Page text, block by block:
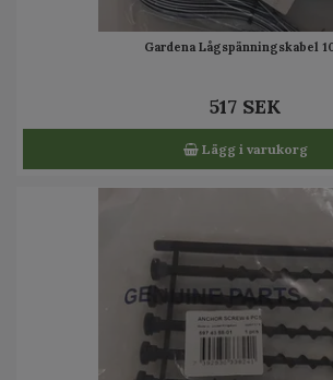
Gardena Lågspänningskabel
517 SEK
Lägg i varukorg